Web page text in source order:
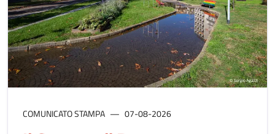
COMUNICATO STAMPA 07-08-2026